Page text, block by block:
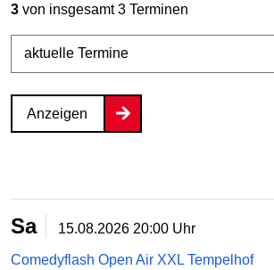
3 von insgesamt 3 Terminen
Anzeigen
Sa 15.08.2026 20:00 Uhr
Comedyflash Open Air XXL Tempelhof